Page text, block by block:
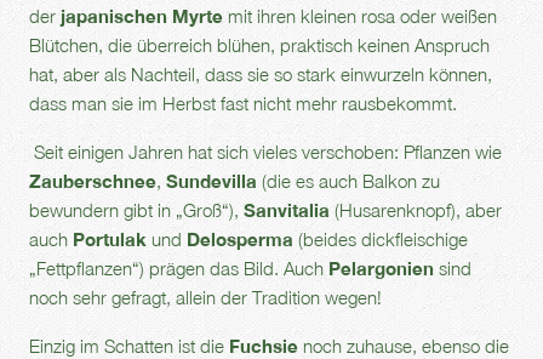
der japanischen Myrte mit ihren kleinen rosa oder weißen
Blütchen, die überreich blühen, praktisch keinen Anspruch
hat, aber als Nachteil, dass sie so stark einwurzeln können,
dass man sie im Herbst fast nicht mehr rausbekommt.
Seit einigen Jahren hat sich vieles verschoben: Pflanzen wie
Zauberschnee, Sundevilla (die es auch Balkon zu
bewundern gibt in „Groß“), Sanvitalia (Husarenknopf), aber
auch Portulak und Delosperma (beides dickfleischige
„Fettpflanzen“) prägen das Bild. Auch Pelargonien sind
noch sehr gefragt, allein der Tradition wegen!
Einzig im Schatten ist die Fuchsie noch zuhause, ebenso die